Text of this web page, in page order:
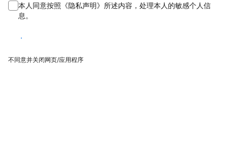
本人同意按照《隐私声明》所述内容，处理本人的敏感个人信
息。
同意
不同意并关闭网页/应用程序